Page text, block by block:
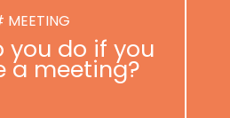
MEETING
you do if you
a meeting?